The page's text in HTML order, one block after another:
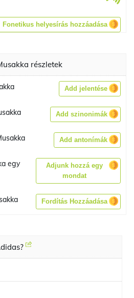
Fonetikus helyesírás hozzáadása
részletek
Add jelentése
Add szinonimák
Add antonímák
egy
Adjunk hozzá egy
mondat
Fordítás Hozzáadása